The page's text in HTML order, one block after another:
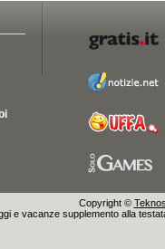
Copyright ©
e vacanze supplemento alla